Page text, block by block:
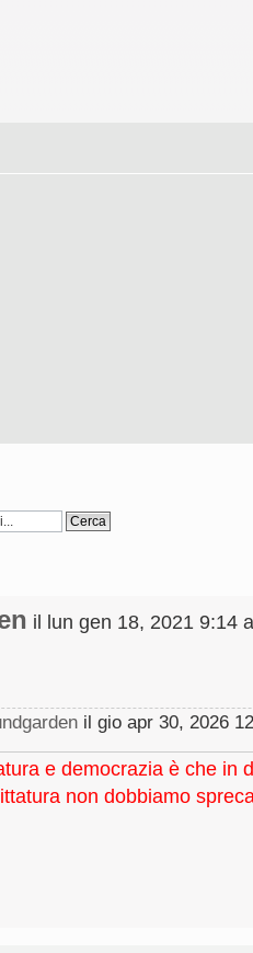
il lun gen 18, 2021 9:14
il gio apr 30, 2026
e democrazia è che in
non dobbiamo